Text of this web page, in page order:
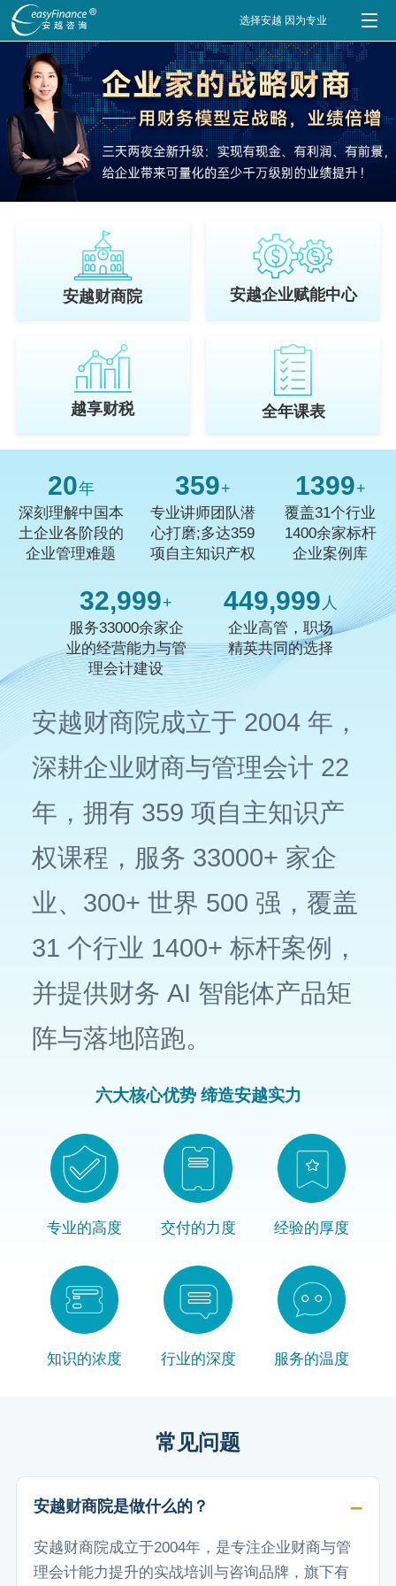
选择安越 因为专业
安越财商院 安越企业赋能中心
越享财税 全年课表
20年
深刻理解中国本
土企业各阶段的
企业管理难题
359+
专业讲师团队潜
心打磨;多达359
项自主知识产权
1400+
覆盖31个行业
1400余家标杆
企业案例库
33,000+
服务33000余家企
业的经营能力与管
理会计建设
450,000 人
企业高管，职场
精英共同的选择
安越财商院成立于 2004 年，
深耕企业财商与管理会计 22
年，拥有 359 项自主知识产
权课程，服务 33000+ 家企
业、300+ 世界 500 强，覆盖
31 个行业 1400+ 标杆案例，
并提供财务 AI 智能体产品矩
阵与落地陪跑。
六大核心优势 缔造安越实力
专业的高度 交付的力度 经验的厚度
知识的浓度 行业的深度 服务的温度
常见问题
安越财商院是做什么的？
安越财商院成立于2004年，是专注企业财商与管
理会计能力提升的实战培训与咨询品牌，旗下有